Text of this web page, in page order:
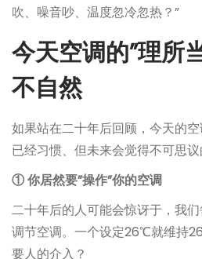
吹、噪音吵、温度忽冷忽热？”
今天空调的”理所
不自然
如果站在二十年后回顾，今天的
已经习惯、但未来会觉得不可思议
① 你居然要”操作”你的空调
二十年后的人可能会惊讶于，我们
调节空调。一个设定26℃就维持
要人的介入？